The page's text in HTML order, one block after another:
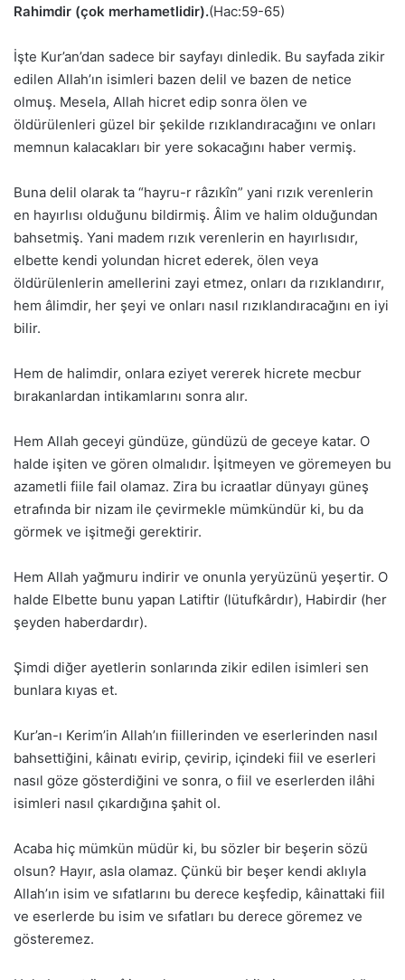
Rahimdir (çok merhametlidir).(Hac:59-65)
İşte Kur’an’dan sadece bir sayfayı dinledik. Bu sayfada zikir
edilen Allah’ın isimleri bazen delil ve bazen de netice
olmuş. Mesela, Allah hicret edip sonra ölen ve
öldürülenleri güzel bir şekilde rızıklandıracağını ve onları
memnun kalacakları bir yere sokacağını haber vermiş.
Buna delil olarak ta “hayru-r râzıkîn” yani rızık verenlerin
en hayırlısı olduğunu bildirmiş. Âlim ve halim olduğundan
bahsetmiş. Yani madem rızık verenlerin en hayırlısıdır,
elbette kendi yolundan hicret ederek, ölen veya
öldürülenlerin amellerini zayi etmez, onları da rızıklandırır,
hem âlimdir, her şeyi ve onları nasıl rızıklandıracağını en iyi
bilir.
Hem de halimdir, onlara eziyet vererek hicrete mecbur
bırakanlardan intikamlarını sonra alır.
Hem Allah geceyi gündüze, gündüzü de geceye katar. O
halde işiten ve gören olmalıdır. İşitmeyen ve göremeyen bu
azametli fiile fail olamaz. Zira bu icraatlar dünyayı güneş
etrafında bir nizam ile çevirmekle mümkündür ki, bu da
görmek ve işitmeği gerektirir.
Hem Allah yağmuru indirir ve onunla yeryüzünü yeşertir. O
halde Elbette bunu yapan Latiftir (lütufkârdır), Habirdir (her
şeyden haberdardır).
Şimdi diğer ayetlerin sonlarında zikir edilen isimleri sen
bunlara kıyas et.
Kur’an-ı Kerim’in Allah’ın fiillerinden ve eserlerinden nasıl
bahsettiğini, kâinatı evirip, çevirip, içindeki fiil ve eserleri
nasıl göze gösterdiğini ve sonra, o fiil ve eserlerden ilâhi
isimleri nasıl çıkardığına şahit ol.
Acaba hiç mümkün müdür ki, bu sözler bir beşerin sözü
olsun? Hayır, asla olamaz. Çünkü bir beşer kendi aklıyla
Allah’ın isim ve sıfatlarını bu derece keşfedip, kâinattaki fiil
ve eserlerde bu isim ve sıfatları bu derece göremez ve
gösteremez.